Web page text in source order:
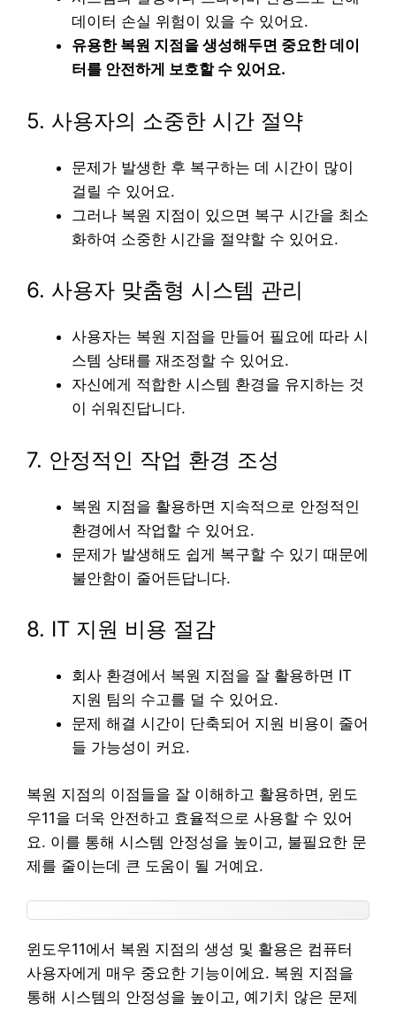
데이터 손실 위험이 있을 수 있어요.
유용한 복원 지점을 생성해두면 중요한 데이
터를 안전하게 보호할 수 있어요.
5. 사용자의 소중한 시간 절약
문제가 발생한 후 복구하는 데 시간이 많이
걸릴 수 있어요.
그러나 복원 지점이 있으면 복구 시간을 최소
화하여 소중한 시간을 절약할 수 있어요.
6. 사용자 맞춤형 시스템 관리
사용자는 복원 지점을 만들어 필요에 따라 시
스템 상태를 재조정할 수 있어요.
자신에게 적합한 시스템 환경을 유지하는 것
이 쉬워진답니다.
7. 안정적인 작업 환경 조성
복원 지점을 활용하면 지속적으로 안정적인
환경에서 작업할 수 있어요.
문제가 발생해도 쉽게 복구할 수 있기 때문에
불안함이 줄어든답니다.
8. IT 지원 비용 절감
회사 환경에서 복원 지점을 잘 활용하면 IT
지원 팀의 수고를 덜 수 있어요.
문제 해결 시간이 단축되어 지원 비용이 줄어
들 가능성이 커요.
복원 지점의 이점들을 잘 이해하고 활용하면, 윈도
우11을 더욱 안전하고 효율적으로 사용할 수 있어
요. 이를 통해 시스템 안정성을 높이고, 불필요한 문
제를 줄이는데 큰 도움이 될 거예요.
윈도우11에서 복원 지점의 생성 및 활용은 컴퓨터
사용자에게 매우 중요한 기능이에요. 복원 지점을
통해 시스템의 안정성을 높이고, 예기치 않은 문제